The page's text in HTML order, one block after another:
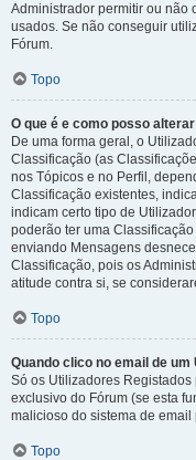
Administrador permitir ou não
usados. Se não conseguir
Fórum.
Topo
O que é e como posso
De uma forma geral, o
Classificação (as
nos Tópicos e no Perfil,
Classificação existentes,
indicam certo tipo de
poderão ter uma
enviando Mensagens
Classificação, pois os
atitude contra si, se
Topo
Quando clico no email de
Só os Utilizadores
exclusivo do Fórum (se esta
malicioso do sistema de email
Topo